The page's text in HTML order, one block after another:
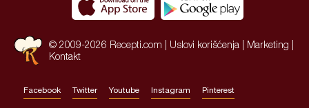
© 2009-2026 Recepti.com | Uslovi korišćenja Marketing
Kontakt
Facebook Twitter Youtube Instagram Pinterest